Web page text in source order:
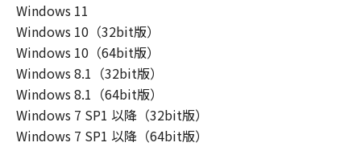
ジニアリング、逆コンパイルまたは逆アセ
ンブル等することはできません。また第三
者にこのような行為をさせてはなりませ
ん。
(4) 本契約に明示的に定める場合を除き、
キヤノンは「本ソフトウエア」に関する知
的財産権のいかなる権利もお客様に付与す
Windows 11
Windows 10（32bit版）
Windows 10（64bit版）
Windows 8.1（32bit版）
Windows 8.1（64bit版）
Windows 7 SP1 以降（32bit版）
Windows 7 SP1 以降（64bit版）